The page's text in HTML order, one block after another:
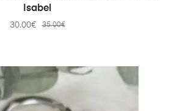
Isabel
35.00€
30.00€